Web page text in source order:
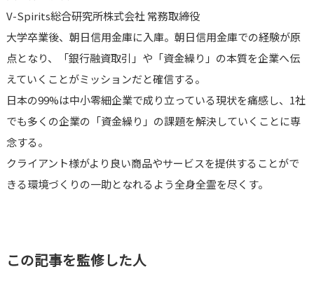
V-Spirits総合研究所株式会社 常務取締役
大学卒業後、朝日信用金庫に入庫。朝日信用金庫での経験が原
点となり、「銀行融資取引」や「資金繰り」の本質を企業へ伝
えていくことがミッションだと確信する。
日本の99%は中小零細企業で成り立っている現状を痛感し、1社
でも多くの企業の「資金繰り」の課題を解決していくことに専
念する。
クライアント様がより良い商品やサービスを提供することがで
きる環境づくりの一助となれるよう全身全霊を尽くす。
この記事を監修した人